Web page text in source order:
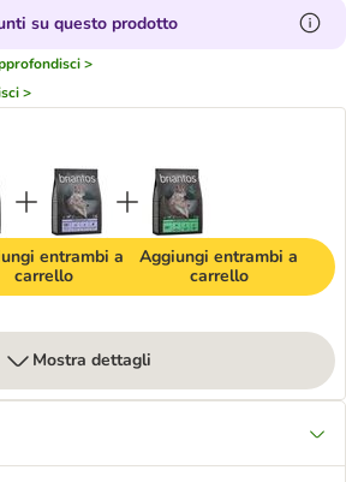
su questo prodotto
>
>
entrambi a
carrello
Aggiungi entrambi a
carrello
Mostra dettagli